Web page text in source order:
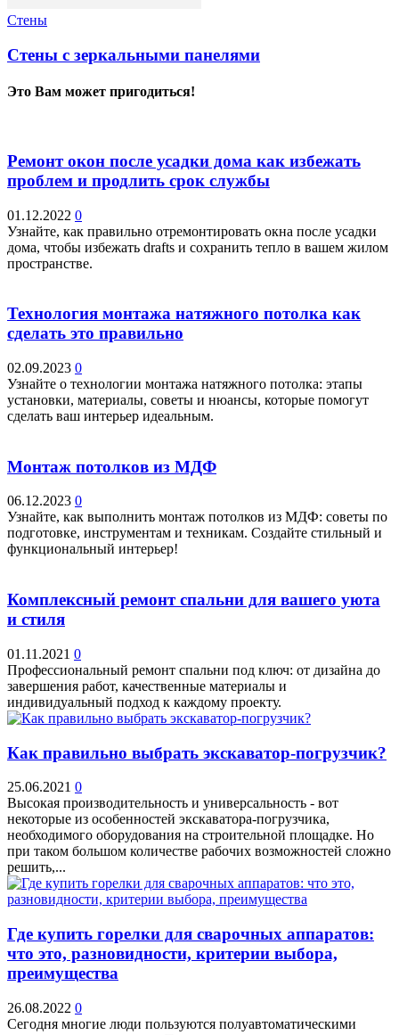
Стены
Стены с зеркальными панелями
Это Вам может пригодиться!
Ремонт окон после усадки дома как избежать
проблем и продлить срок службы
01.12.2022 0
Узнайте, как правильно отремонтировать окна после усадки
дома, чтобы избежать drafts и сохранить тепло в вашем жилом
пространстве.
Технология монтажа натяжного потолка как
сделать это правильно
02.09.2023 0
Узнайте о технологии монтажа натяжного потолка: этапы
установки, материалы, советы и нюансы, которые помогут
сделать ваш интерьер идеальным.
Монтаж потолков из МДФ
06.12.2023 0
Узнайте, как выполнить монтаж потолков из МДФ: советы по
подготовке, инструментам и техникам. Создайте стильный и
функциональный интерьер!
Комплексный ремонт спальни для вашего уюта
и стиля
01.11.2021 0
Профессиональный ремонт спальни под ключ: от дизайна до
завершения работ, качественные материалы и
индивидуальный подход к каждому проекту.
Как правильно выбрать экскаватор-погрузчик?
25.06.2021 0
Высокая производительность и универсальность - вот
некоторые из особенностей экскаватора-погрузчика,
необходимого оборудования на строительной площадке. Но
при таком большом количестве рабочих возможностей сложно
решить,...
Где купить горелки для сварочных аппаратов:
что это, разновидности, критерии выбора,
преимущества
26.08.2022 0
Сегодня многие люди пользуются полуавтоматическими